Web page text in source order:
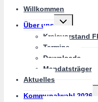
Willkommen
Über uns
Untermenü
umschalten
Kreisvorstand
Termine
Downloads
Mandatsträger
Aktuelles
Kommunalwahl 2026